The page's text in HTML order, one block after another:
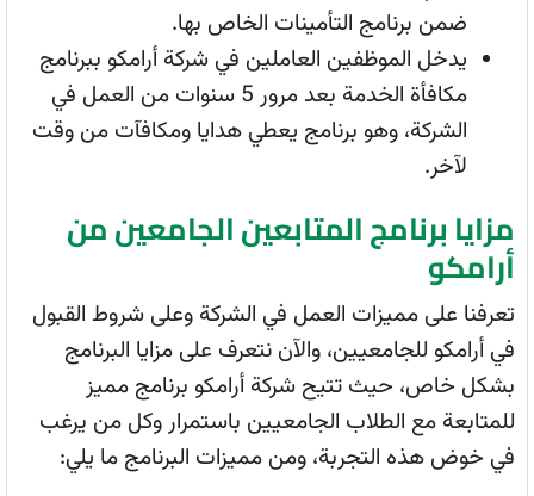
ضمن برنامج التأمينات الخاص بها.
يدخل الموظفين العاملين في شركة أرامكو ببرنامج
مكافأة الخدمة بعد مرور 5 سنوات من العمل في
الشركة، وهو برنامج يعطي هدايا ومكافآت من وقت
لآخر.
مزايا برنامج المتابعين الجامعين من
أرامكو
تعرفنا على مميزات العمل في الشركة وعلى شروط القبول
في أرامكو للجامعيين، والآن نتعرف على مزايا البرنامج
بشكل خاص، حيث تتيح شركة أرامكو برنامج مميز
للمتابعة مع الطلاب الجامعيين باستمرار وكل من يرغب
في خوض هذه التجربة، ومن مميزات البرنامج ما يلي: